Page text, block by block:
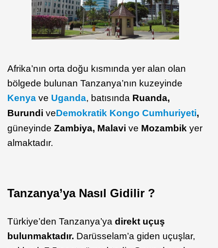
Afrika’nın orta doğu kısmında yer alan olan
bölgede bulunan Tanzanya’nın kuzeyinde
Kenya ve Uganda, batısında Ruanda,
Burundi veDemokratik Kongo Cumhuriyeti,
güneyinde Zambiya, Malavi ve Mozambik yer
almaktadır.
Tanzanya’ya Nasıl Gidilir ?
Türkiye’den Tanzanya’ya direkt uçuş
bulunmaktadır. Darüsselam’a giden uçuşlar,